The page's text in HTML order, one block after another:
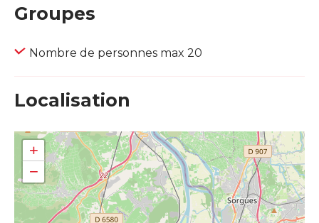
Groupes
Nombre de personnes max 20
Localisation
+
−